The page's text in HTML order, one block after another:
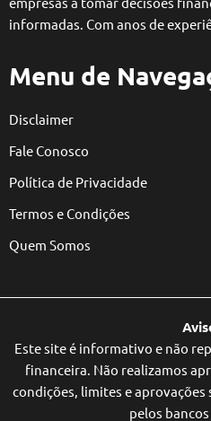
informadas. Com anos de
Menu de
Disclaimer
Fale Conosco
Política de Privacidade
Termos e Condições
Quem Somos
Este site é informativo e não
financeira. Não realizamos
condições, limites e
pelos